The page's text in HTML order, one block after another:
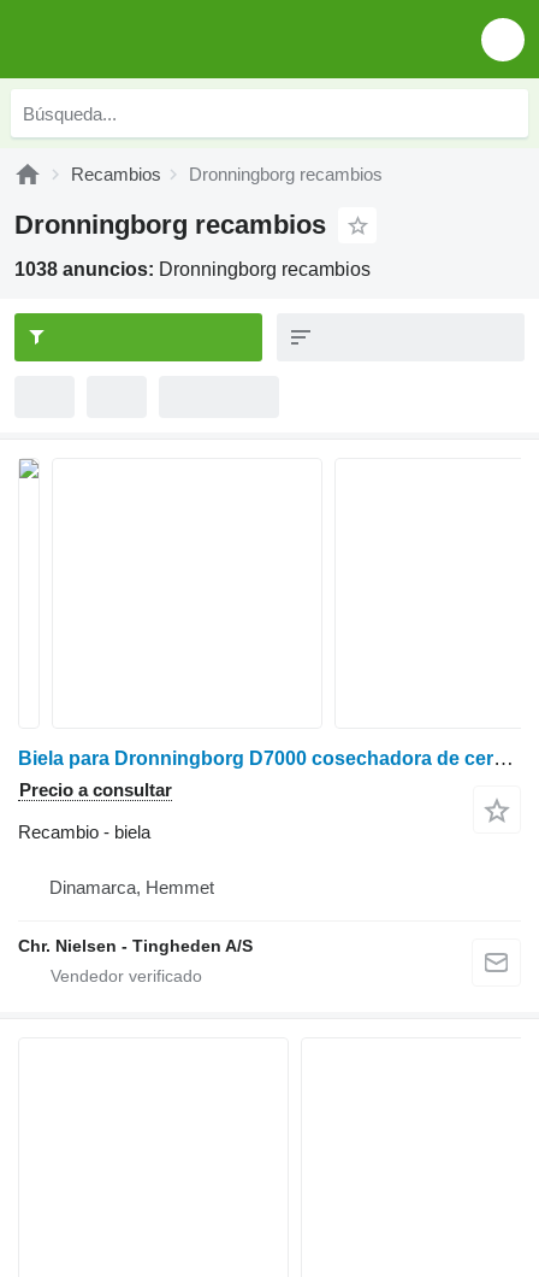
Recambios Dronningborg recambios
Dronningborg recambios
1038 anuncios: Dronningborg recambios
Biela para Dronningborg D7000 cosechadora de cereales
Precio a consultar
Recambio - biela
Dinamarca, Hemmet
Chr. Nielsen - Tingheden A/S